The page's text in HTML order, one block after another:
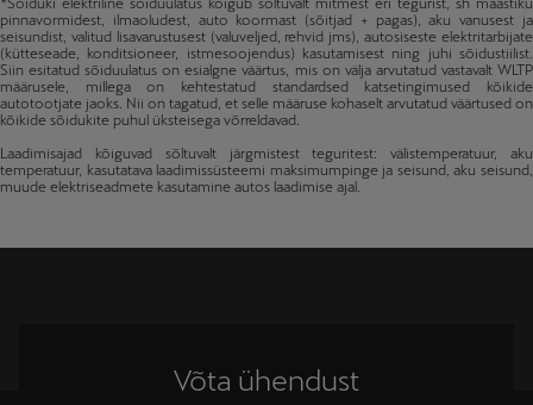
*Sõiduki elektriline sõiduulatus kõigub sõltuvalt mitmest eri tegurist, sh maastiku
pinnavormidest, ilmaoludest, auto koormast (sõitjad + pagas), aku vanusest ja
seisundist, valitud lisavarustusest (valuveljed, rehvid jms), autosiseste elektritarbijate
(kütteseade, konditsioneer, istmesoojendus) kasutamisest ning juhi sõidustiilist.
Siin esitatud sõiduulatus on esialgne väärtus, mis on välja arvutatud vastavalt WLTP
määrusele, millega on kehtestatud standardsed katsetingimused kõikide
autotootjate jaoks. Nii on tagatud, et selle määruse kohaselt arvutatud väärtused on
kõikide sõidukite puhul üksteisega võrreldavad.
Laadimisajad kõiguvad sõltuvalt järgmistest teguritest: välistemperatuur, aku
temperatuur, kasutatava laadimissüsteemi maksimumpinge ja seisund, aku seisund,
muude elektriseadmete kasutamine autos laadimise ajal.
Võta ühendust